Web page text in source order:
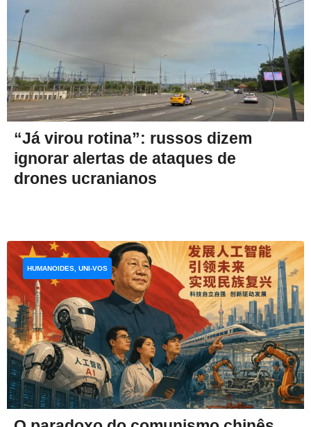
“Já virou rotina”: russos dizem
ignorar alertas de ataques de
drones ucranianos
HUMANOIDES, UNI-VOS